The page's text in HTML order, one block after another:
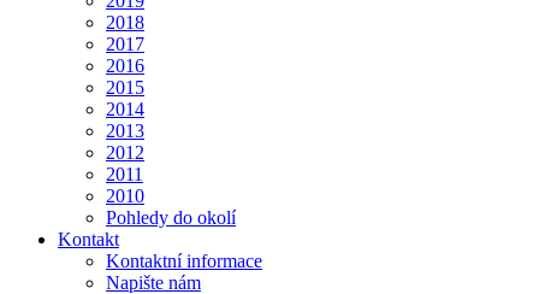
2018
2017
2016
2015
2014
2013
2012
2011
2010
Pohledy do okolí
Kontakt
Kontaktní informace
Napište nám